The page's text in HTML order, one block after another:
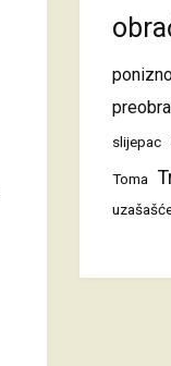
slijepac
Toma